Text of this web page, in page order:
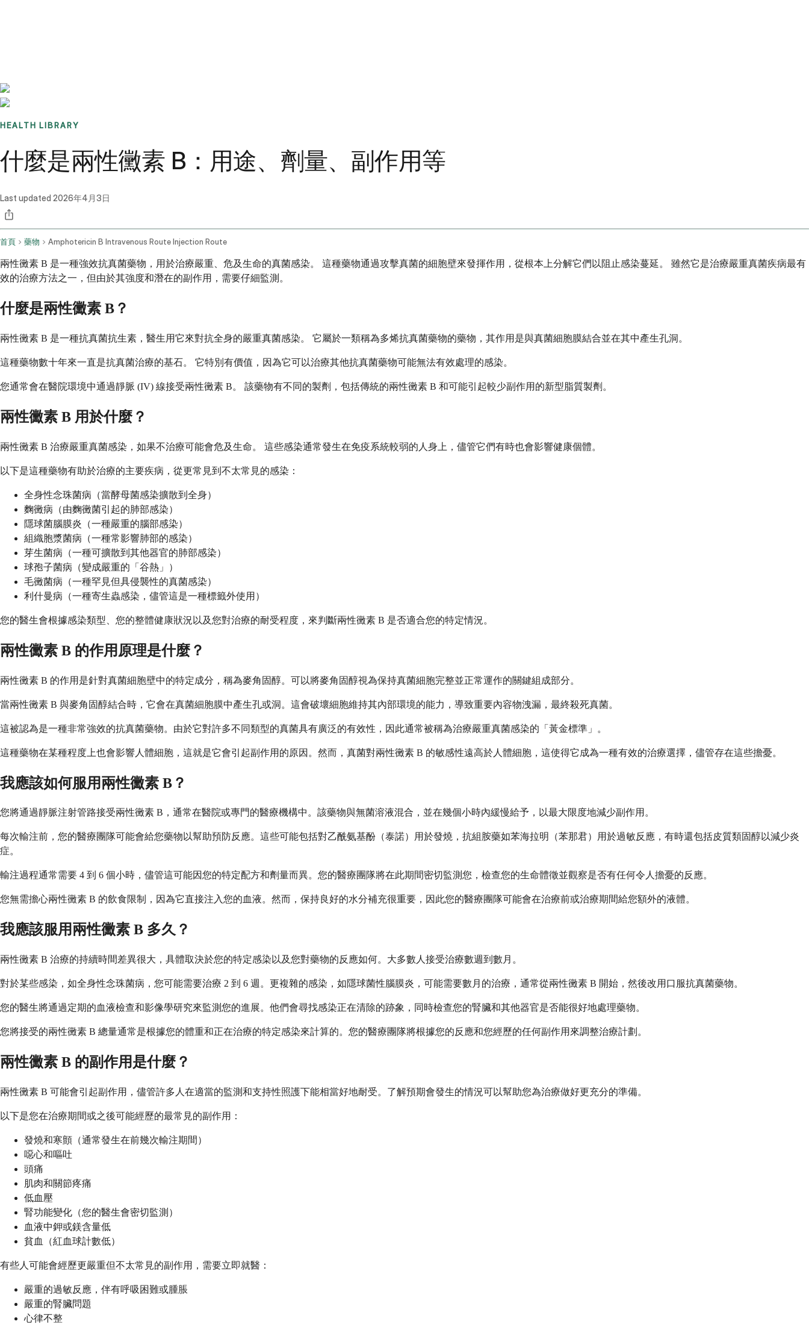
HEALTH LIBRARY
什麼是兩性黴素 B：用途、劑量、副作用等
Last updated 2026年4月3日
首頁 藥物 Amphotericin B Intravenous Route Injection Route
兩性黴素 B 是一種強效抗真菌藥物，用於治療嚴重、危及生命的真菌感染。 這種藥物通過攻擊真菌的細胞壁來發揮作用，從根本上分解它們以阻止感染蔓延。 雖然它是治療嚴重真菌疾病最有
效的治療方法之一，但由於其強度和潛在的副作用，需要仔細監測。
什麼是兩性黴素 B？
兩性黴素 B 是一種抗真菌抗生素，醫生用它來對抗全身的嚴重真菌感染。 它屬於一類稱為多烯抗真菌藥物的藥物，其作用是與真菌細胞膜結合並在其中產生孔洞。
這種藥物數十年來一直是抗真菌治療的基石。 它特別有價值，因為它可以治療其他抗真菌藥物可能無法有效處理的感染。
您通常會在醫院環境中通過靜脈 (IV) 線接受兩性黴素 B。 該藥物有不同的製劑，包括傳統的兩性黴素 B 和可能引起較少副作用的新型脂質製劑。
兩性黴素 B 用於什麼？
兩性黴素 B 治療嚴重真菌感染，如果不治療可能會危及生命。 這些感染通常發生在免疫系統較弱的人身上，儘管它們有時也會影響健康個體。
以下是這種藥物有助於治療的主要疾病，從更常見到不太常見的感染：
全身性念珠菌病（當酵母菌感染擴散到全身）
麴黴病（由麴黴菌引起的肺部感染）
隱球菌腦膜炎（一種嚴重的腦部感染）
組織胞漿菌病（一種常影響肺部的感染）
芽生菌病（一種可擴散到其他器官的肺部感染）
球孢子菌病（變成嚴重的「谷熱」）
毛黴菌病（一種罕見但具侵襲性的真菌感染）
利什曼病（一種寄生蟲感染，儘管這是一種標籤外使用）
您的醫生會根據感染類型、您的整體健康狀況以及您對治療的耐受程度，來判斷兩性黴素 B 是否適合您的特定情況。
兩性黴素 B 的作用原理是什麼？
兩性黴素 B 的作用是針對真菌細胞壁中的特定成分，稱為麥角固醇。可以將麥角固醇視為保持真菌細胞完整並正常運作的關鍵組成部分。
當兩性黴素 B 與麥角固醇結合時，它會在真菌細胞膜中產生孔或洞。這會破壞細胞維持其內部環境的能力，導致重要內容物洩漏，最終殺死真菌。
這被認為是一種非常強效的抗真菌藥物。由於它對許多不同類型的真菌具有廣泛的有效性，因此通常被稱為治療嚴重真菌感染的「黃金標準」。
這種藥物在某種程度上也會影響人體細胞，這就是它會引起副作用的原因。然而，真菌對兩性黴素 B 的敏感性遠高於人體細胞，這使得它成為一種有效的治療選擇，儘管存在這些擔憂。
我應該如何服用兩性黴素 B？
您將通過靜脈注射管路接受兩性黴素 B，通常在醫院或專門的醫療機構中。該藥物與無菌溶液混合，並在幾個小時內緩慢給予，以最大限度地減少副作用。
每次輸注前，您的醫療團隊可能會給您藥物以幫助預防反應。這些可能包括對乙酰氨基酚（泰諾）用於發燒，抗組胺藥如苯海拉明（苯那君）用於過敏反應，有時還包括皮質類固醇以減少炎
症。
輸注過程通常需要 4 到 6 個小時，儘管這可能因您的特定配方和劑量而異。您的醫療團隊將在此期間密切監測您，檢查您的生命體徵並觀察是否有任何令人擔憂的反應。
您無需擔心兩性黴素 B 的飲食限制，因為它直接注入您的血液。然而，保持良好的水分補充很重要，因此您的醫療團隊可能會在治療前或治療期間給您額外的液體。
我應該服用兩性黴素 B 多久？
兩性黴素 B 治療的持續時間差異很大，具體取決於您的特定感染以及您對藥物的反應如何。大多數人接受治療數週到數月。
對於某些感染，如全身性念珠菌病，您可能需要治療 2 到 6 週。更複雜的感染，如隱球菌性腦膜炎，可能需要數月的治療，通常從兩性黴素 B 開始，然後改用口服抗真菌藥物。
您的醫生將通過定期的血液檢查和影像學研究來監測您的進展。他們會尋找感染正在清除的跡象，同時檢查您的腎臟和其他器官是否能很好地處理藥物。
您將接受的兩性黴素 B 總量通常是根據您的體重和正在治療的特定感染來計算的。您的醫療團隊將根據您的反應和您經歷的任何副作用來調整治療計劃。
兩性黴素 B 的副作用是什麼？
兩性黴素 B 可能會引起副作用，儘管許多人在適當的監測和支持性照護下能相當好地耐受。了解預期會發生的情況可以幫助您為治療做好更充分的準備。
以下是您在治療期間或之後可能經歷的最常見的副作用：
發燒和寒顫（通常發生在前幾次輸注期間）
噁心和嘔吐
頭痛
肌肉和關節疼痛
低血壓
腎功能變化（您的醫生會密切監測）
血液中鉀或鎂含量低
貧血（紅血球計數低）
有些人可能會經歷更嚴重但不太常見的副作用，需要立即就醫：
嚴重的過敏反應，伴有呼吸困難或腫脹
嚴重的腎臟問題
心律不整